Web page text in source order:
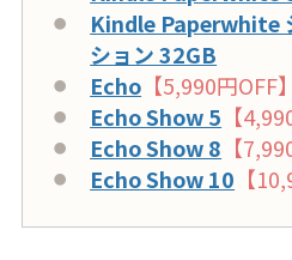
Kindle Paperwhite
ション 32GB
Echo 【5,990円OFF】
Echo Show 5 【
Echo Show 8 【
Echo Show 10 【